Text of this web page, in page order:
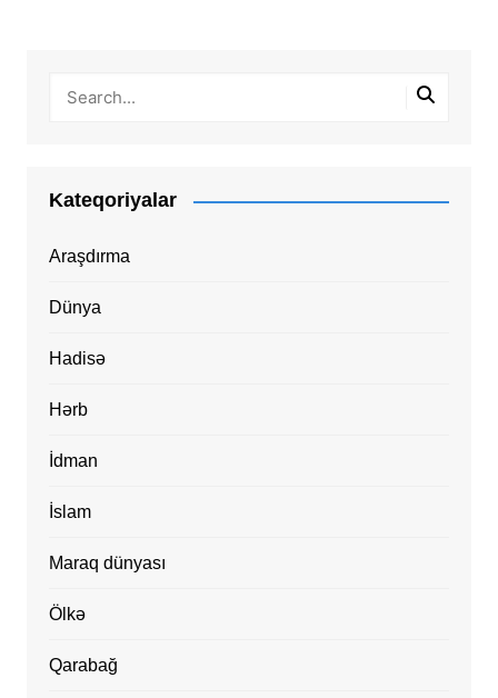
Kateqoriyalar
Araşdırma
Dünya
Hadisə
Hərb
İdman
İslam
Maraq dünyası
Ölkə
Qarabağ